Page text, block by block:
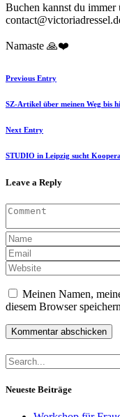
Buchen kannst du
Namaste 🙏❤️
Previous Entry
SZ-Artikel über meinen Weg bis
Next Entry
STUDIO in Leipzig sucht
Leave a Reply
Meinen Namen,
diesem Browser
Neueste Beiträge